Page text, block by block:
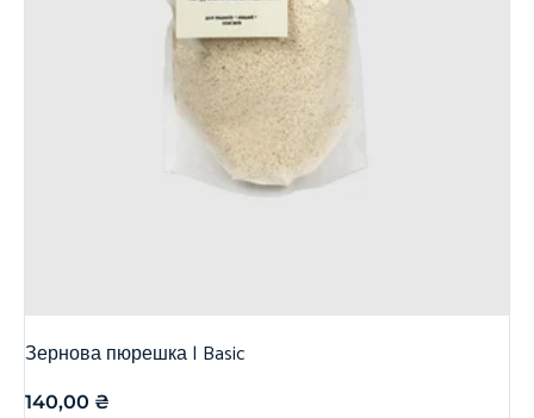
Зернова пюрешка | Basic
140,00 ₴